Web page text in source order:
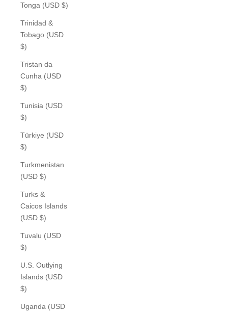
Tonga (USD $)
Trinidad &
Tobago (USD
$)
Tristan da
Cunha (USD
$)
Tunisia (USD
$)
Türkiye (USD
$)
Turkmenistan
(USD $)
Turks &
Caicos Islands
(USD $)
Tuvalu (USD
$)
U.S. Outlying
Islands (USD
$)
Uganda (USD